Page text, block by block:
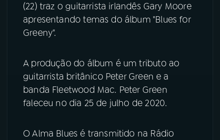
08 FESTIVAL DE MÚSICA
ACOMPANHE A RÁDIO NACIONAL
YouTube Facebook
Instagram X
(22) traz o guitarrista irlandês Gary Moore
apresentando temas do álbum "Blues for
Greeny".
A produção do álbum é um tributo ao
guitarrista britânico Peter Green e a
banda Fleetwood Mac. Peter Green
faleceu no dia 25 de julho de 2020.
O Alma Blues é transmitido na Rádio